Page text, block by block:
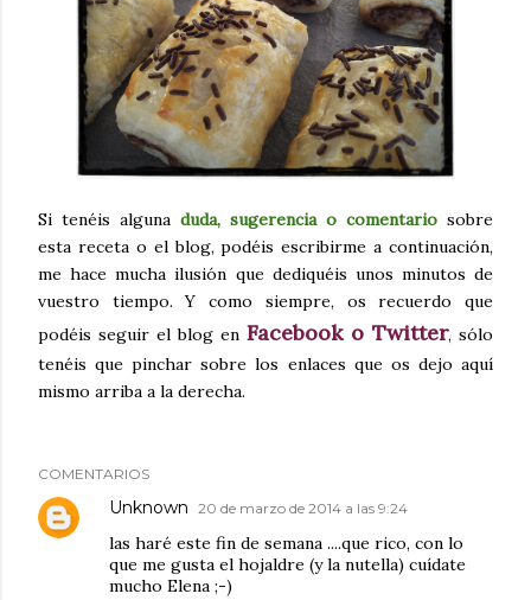
Si tenéis alguna duda, sugerencia o comentario sobre
esta receta o el blog, podéis escribirme a continuación,
me hace mucha ilusión que dediquéis unos minutos de
vuestro tiempo. Y como siempre, os recuerdo que
podéis seguir el blog en Facebook o Twitter, sólo
tenéis que pinchar sobre los enlaces que os dejo aquí
mismo arriba a la derecha.
COMENTARIOS
Unknown 20 de marzo de 2014 a las 9:24
las haré este fin de semana ....que rico, con lo
que me gusta el hojaldre (y la nutella) cuídate
mucho Elena ;-)